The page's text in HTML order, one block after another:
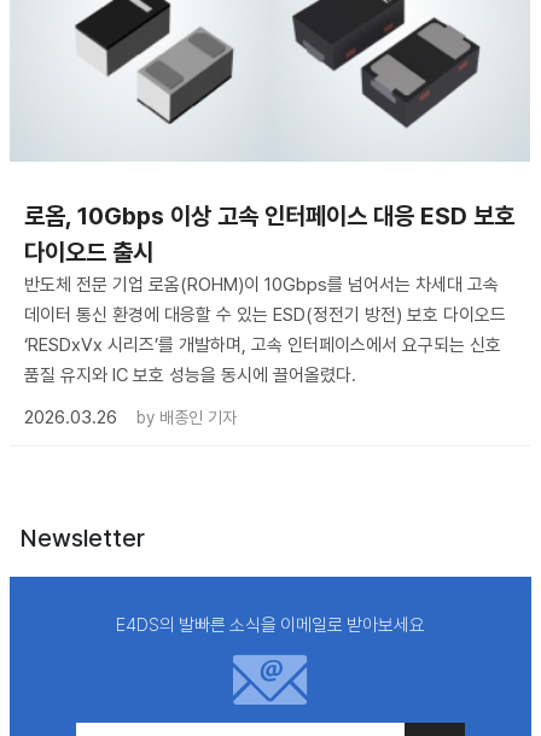
로옴, 10Gbps 이상 고속 인터페이스 대응 ESD 보호
다이오드 출시
반도체 전문 기업 로옴(ROHM)이 10Gbps를 넘어서는 차세대 고속
데이터 통신 환경에 대응할 수 있는 ESD(정전기 방전) 보호 다이오드
‘RESDxVx 시리즈’를 개발하며, 고속 인터페이스에서 요구되는 신호
품질 유지와 IC 보호 성능을 동시에 끌어올렸다.
2026.03.26
by 배종인 기자
Newsletter
E4DS의 발빠른 소식을 이메일로 받아보세요